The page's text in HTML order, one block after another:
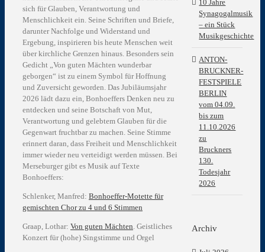
sich für Glauben, Verantwortung und
Menschlichkeit ein. Seine Schriften und Briefe,
darunterNachfolge und Widerstand und
Ergebung , inspirieren bis heute Menschen weit
über kirchliche Grenzen hinaus. Besonders sein
Gedicht „Von guten Mächten wunderbar
geborgen“ ist zu einem Symbol für Hoffnung
und Zuversicht geworden. Das Jubiläumsjahr
2026 lädt dazu ein, Bonhoeffers Denken neu zu
entdecken und seine Botschaft von Mut,
Verantwortung und gelebtem Glauben für die
Gegenwart fruchtbar zu machen. Seine Stimme
erinnert daran, dass Freiheit und Menschlichkeit
immer wieder neu verteidigt werden müssen. Bei
Merseburger gibt es Musik auf Texte
Bonhoeffers:
Schlenker, Manfred: Bonhoeffer-Motette für
gemischten Chor zu 4 und 6 Stimmen
Graap, Lothar: Von guten Mächten . Geistliches
Konzert für (hohe) Singstimme und Orgel
10 Jahre
Synagogalmusik
– ein Stück
Musikgeschichte
ANTON-
BRUCKNER-
FESTSPIELE
BERLIN
vom 04.09.
bis zum
11.10.2026
zu
Bruckners
130.
Todesjahr
2026
Archiv